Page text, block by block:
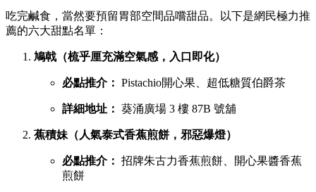
吃完鹹食，當然要預留胃部空間品嚐甜品。以下是網民極力推
薦的六大甜點名單：
鳩戟（梳乎厘充滿空氣感，入口即化）
必點推介： Pistachio開心果、超低糖質伯爵茶
詳細地址： 葵涌廣場 3 樓 87B 號舖
蕉積妹（人氣泰式香蕉煎餅，邪惡爆燈）
必點推介： 招牌朱古力香蕉煎餅、開心果醬香蕉
煎餅